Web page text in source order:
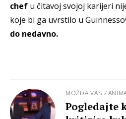
chef u čitavoj svojoj karijeri
koje bi ga uvrstilo u
do nedavno.
MOŽDA VAS
Pogledajte